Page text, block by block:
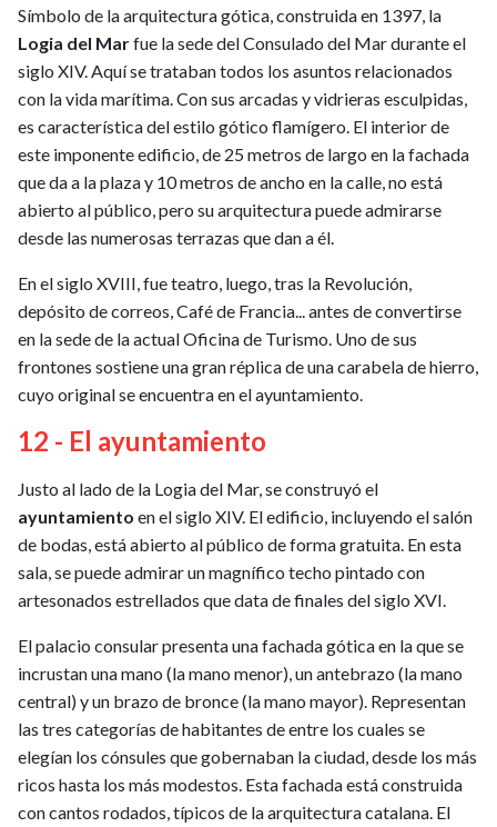
Símbolo de la arquitectura gótica, construida en 1397, la
Logia del Marfue la sede del Consulado del Mar durante el
siglo XIV. Aquí se trataban todos los asuntos relacionados
con la vida marítima. Con sus arcadas y vidrieras esculpidas,
es característica del estilo gótico flamígero. El interior de
este imponente edificio, de 25 metros de largo en la fachada
que da a la plaza y 10 metros de ancho en la calle, no está
abierto al público, pero su arquitectura puede admirarse
desde las numerosas terrazas que dan a él.
En el siglo XVIII, fue teatro, luego, tras la Revolución,
depósito de correos, Café de Francia... antes de convertirse
en la sede de la actual Oficina de Turismo. Uno de sus
frontones sostiene una gran réplica de una carabela de hierro,
cuyo original se encuentra en el ayuntamiento.
12 - El ayuntamiento
Justo al lado de la Logia del Mar, se construyó el
ayuntamiento en el siglo XIV. El edificio, incluyendo el salón
de bodas, está abierto al público de forma gratuita. En esta
sala, se puede admirar un magnífico techo pintado con
artesonados estrellados que data de finales del siglo XVI.
El palacio consular presenta una fachada gótica en la que se
incrustan una mano (la mano menor), un antebrazo (la mano
central) y un brazo de bronce (la mano mayor). Representan
las tres categorías de habitantes de entre los cuales se
elegían los cónsules que gobernaban la ciudad, desde los más
ricos hasta los más modestos. Esta fachada está construida
con cantos rodados, típicos de la arquitectura catalana. El